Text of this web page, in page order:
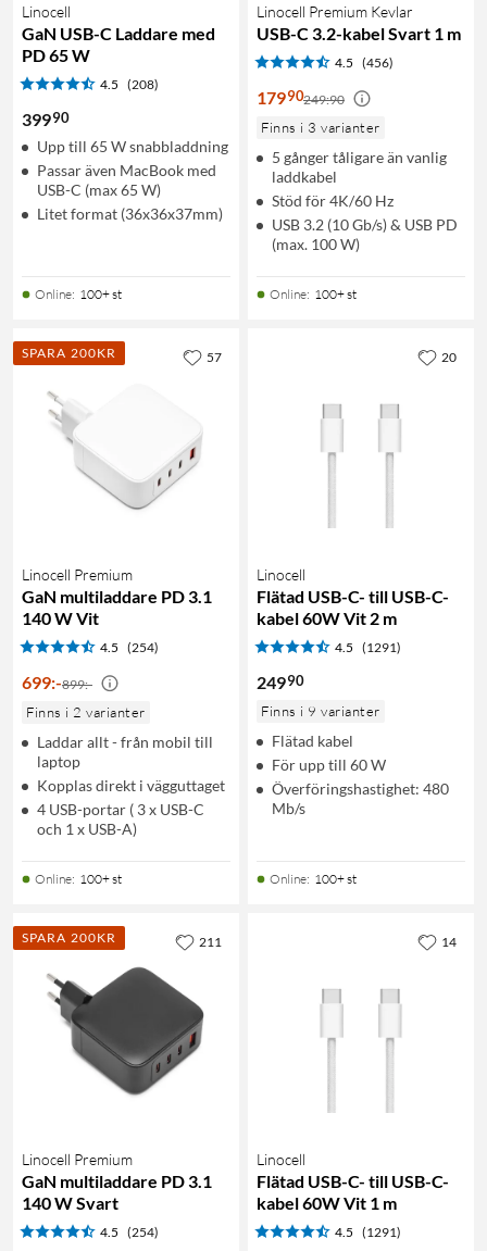
Linocell
GaN USB-C Laddare med
PD 65 W
4.5 (208)
39990
Upp till 65 W snabbladdning
Passar även MacBook med
USB-C (max 65 W)
Litet format (36x36x37mm)
Online: 100+ st
Linocell Premium Kevlar
USB-C 3.2-kabel Svart 1 m
4.5 (456)
17990249:90
Finns i 3 varianter
5 gånger tåligare än vanlig
laddkabel
Stöd för 4K/60 Hz
USB 3.2 (10 Gb/s) & USB PD
(max. 100 W)
Online: 100+ st
SPARA 200KR
Linocell Premium
GaN multiladdare PD 3.1
140 W Vit
4.5 (254)
699:-899:-
Finns i 2 varianter
Laddar allt - från mobil till
laptop
Kopplas direkt i vägguttaget
4 USB-portar ( 3 x USB-C
och 1 x USB-A)
Online: 100+ st
57
Linocell
Flätad USB-C- till USB-C-
kabel 60W Vit 2 m
4.5 (1291)
24990
Finns i 9 varianter
Flätad kabel
För upp till 60 W
Överföringshastighet: 480
Mb/s
Online: 100+ st
20
SPARA 200KR
Linocell Premium
GaN multiladdare PD 3.1
140 W Svart
4.5 (254)
211
Linocell
Flätad USB-C- till USB-C-
kabel 60W Vit 1 m
4.5 (1291)
14